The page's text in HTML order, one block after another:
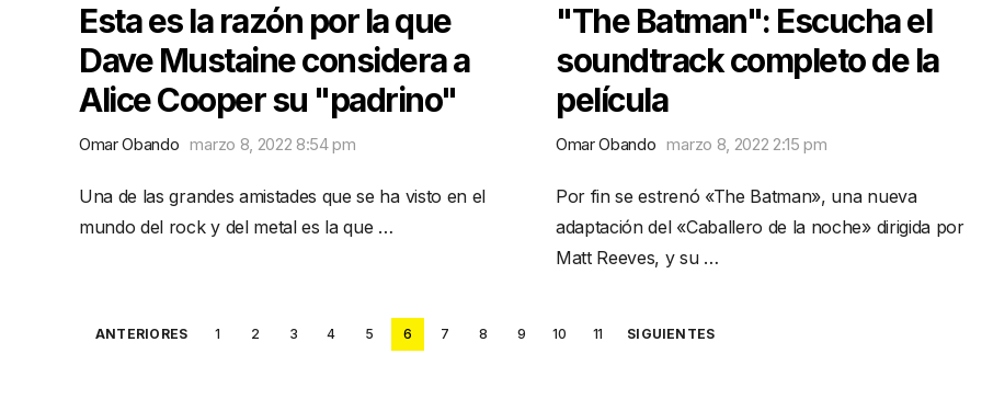
Esta es la razón por la que
Dave Mustaine considera a
Alice Cooper su "padrino"
Omar Obando marzo 8, 2022 8:54 pm
Una de las grandes amistades que se ha visto en el
mundo del rock y del metal es la que …
"The Batman": Escucha el
soundtrack completo de la
película
Omar Obando marzo 8, 2022 2:15 pm
Por fin se estrenó «The Batman», una nueva
adaptación del «Caballero de la noche» dirigida por
Matt Reeves, y su …
Posts
ANTERIORES 1 2 3 4 5 6 7 8 9 10 11 SIGUIENTES